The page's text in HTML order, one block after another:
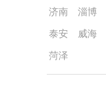
济南 淄博
泰安
威海
菏泽